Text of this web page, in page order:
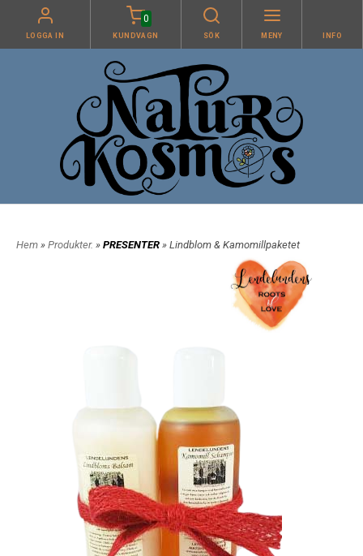
LOGGA IN
0
KUNDVAGN SÖK MENY INFO
Hem » Produkter. » PRESENTER » Lindblom & Kamomillpaketet